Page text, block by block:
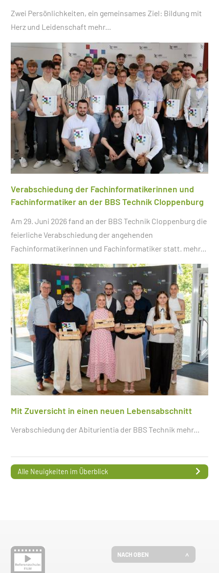
Zwei Persönlichkeiten, ein gemeinsames Ziel: Bildung mit
Herz und Leidenschaft mehr...
Verabschiedung der Fachinformatikerinnen und
Fachinformatiker an der BBS Technik Cloppenburg
Am 29. Juni 2026 fand an der BBS Technik Cloppenburg die
feierliche Verabschiedung der angehenden
Fachinformatikerinnen und Fachinformatiker statt. mehr...
Mit Zuversicht in einen neuen Lebensabschnitt
Verabschiedung der Abiturientia der BBS Technik mehr...
Alle Neuigkeiten im Überblick
NACH OBEN